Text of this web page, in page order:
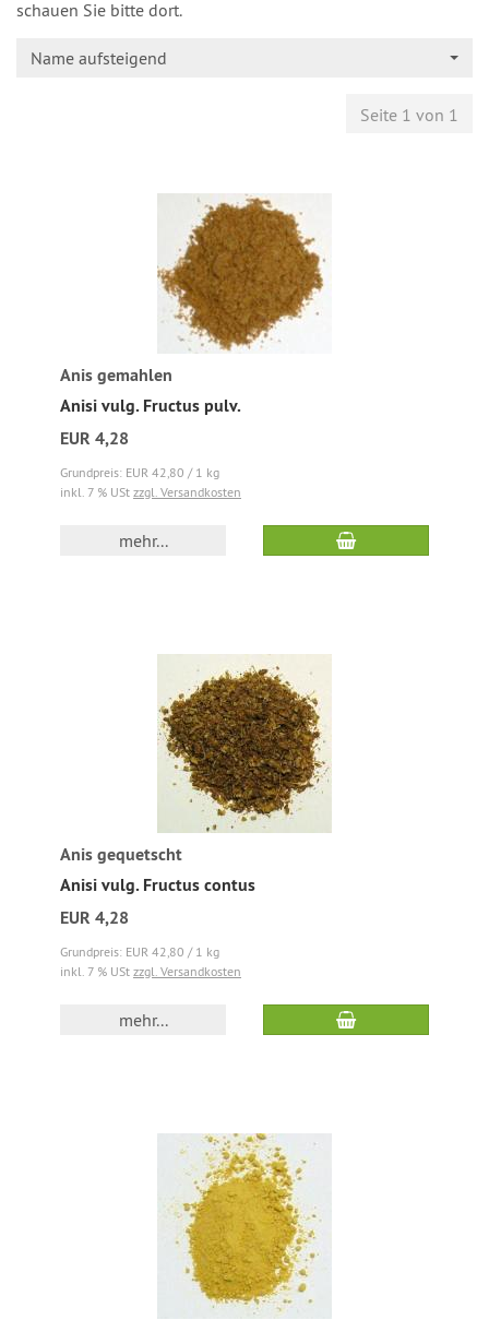
schauen Sie bitte dort.
Name aufsteigend
Seite 1 von 1
Anis gemahlen
Anisi vulg. Fructus pulv.
EUR 4,28
Grundpreis: EUR 42,80 / 1 kg
inkl. 7 % USt zzgl. Versandkosten
mehr...
Anis gequetscht
Anisi vulg. Fructus contus
EUR 4,28
Grundpreis: EUR 42,80 / 1 kg
inkl. 7 % USt zzgl. Versandkosten
mehr...